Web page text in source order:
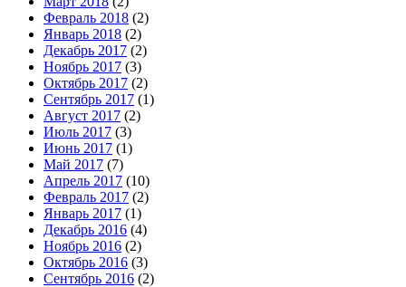
Февраль 2018 (2)
Январь 2018 (2)
Декабрь 2017 (2)
Ноябрь 2017 (3)
Октябрь 2017 (2)
Сентябрь 2017 (1)
Август 2017 (2)
Июль 2017 (3)
Июнь 2017 (1)
Май 2017 (7)
Апрель 2017 (10)
Февраль 2017 (2)
Январь 2017 (1)
Декабрь 2016 (4)
Ноябрь 2016 (2)
Октябрь 2016 (3)
Сентябрь 2016 (2)